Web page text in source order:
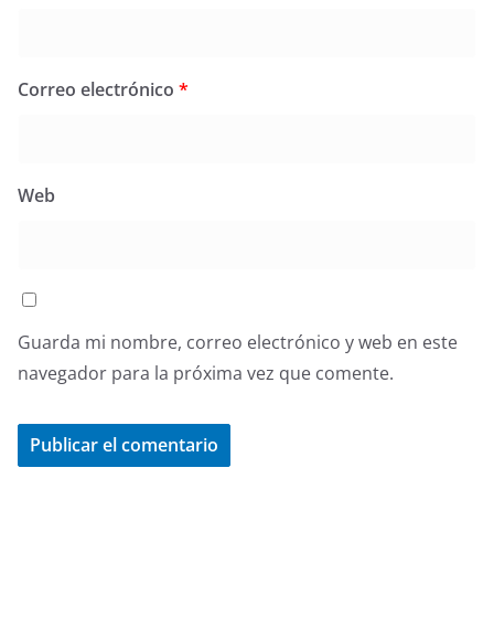
Correo electrónico *
Web
Guarda mi nombre, correo electrónico y web en este
navegador para la próxima vez que comente.